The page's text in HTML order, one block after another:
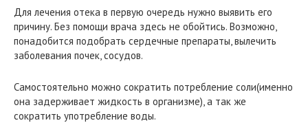
Для лечения отека в первую очередь нужно выявить его
причину. Без помощи врача здесь не обойтись. Возможно,
понадобится подобрать сердечные препараты, вылечить
заболевания почек, сосудов.
Самостоятельно можно сократить потребление соли(именно
она задерживает жидкость в организме), а так же
сократить употребление воды.